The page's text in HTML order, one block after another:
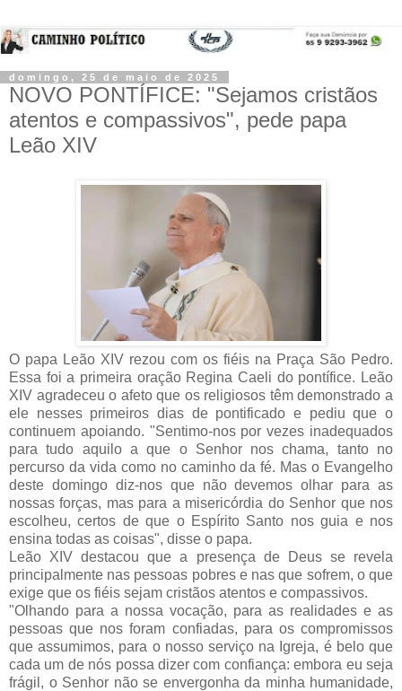
domingo, 25 de maio de 2025
NOVO PONTÍFICE: "Sejamos cristãos
atentos e compassivos", pede papa
Leão XIV
O papa Leão XIV rezou com os fiéis na Praça São Pedro.
Essa foi a primeira oração Regina Caeli do pontífice. Leão
XIV agradeceu o afeto que os religiosos têm demonstrado a
ele nesses primeiros dias de pontificado e pediu que o
continuem apoiando. "Sentimo-nos por vezes inadequados
para tudo aquilo a que o Senhor nos chama, tanto no
percurso da vida como no caminho da fé. Mas o Evangelho
deste domingo diz-nos que não devemos olhar para as
nossas forças, mas para a misericórdia do Senhor que nos
escolheu,certos de que o Espírito Santo nos guia e nos
ensina todas as coisas", disse o papa.
Leão XIV destacou que a presença de Deus se revela
principalmente nas pessoas pobres e nas que sofrem, o que
exige que os fiéis sejam cristãos atentos e compassivos.
"Olhando para a nossa vocação, para as realidades e as
pessoas que nos foram confiadas, para os compromissos
que assumimos, para o nosso serviço na Igreja, é belo que
cada um de nós possa dizer com confiança: embora eu seja
frágil, o Senhor não se envergonha da minha humanidade,